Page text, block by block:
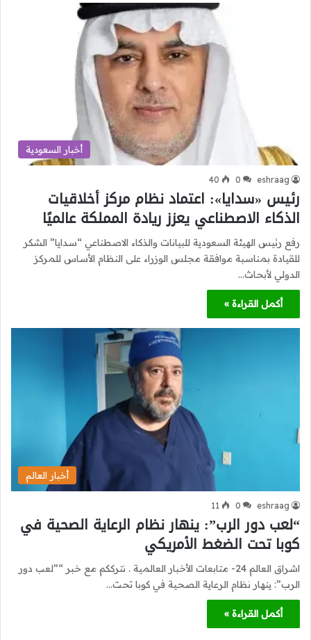
أخبار السعودية
eshraag
0
40
رئيس «سدايا»: اعتماد نظام مركز أخلاقيات
الذكاء الاصطناعي يعزز ريادة المملكة عالميًا
رفع رئيس الهيئة السعودية للبيانات والذكاء الاصطناعي “سدايا” الشكر
للقيادة بمناسبة موافقة مجلس الوزراء على النظام الأساس للمركز
الدولي لأبحاث…
أكمل القراءة »
أخبار العالم
eshraag
0
11
“لعب دور الرب”: ينهار نظام الرعاية الصحية في
كوبا تحت الضغط الأمريكي
اشراق العالم 24- متابعات الأخبار العالمية . نترككم مع خبر “”لعب دور
الرب”: ينهار نظام الرعاية الصحية في كوبا تحت…
أكمل القراءة »